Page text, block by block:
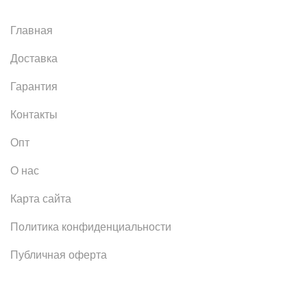
Главная
Доставка
Гарантия
Контакты
Опт
О нас
Карта сайта
Политика конфиденциальности
Публичная оферта